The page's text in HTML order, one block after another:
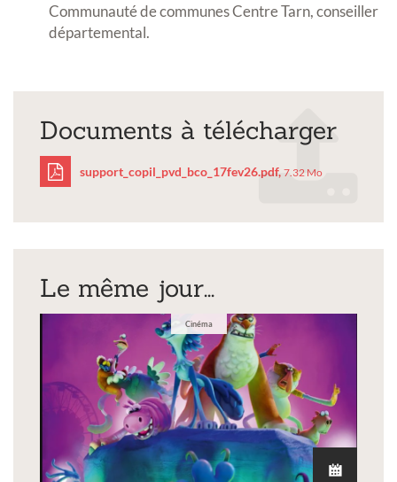
Communauté de communes Centre Tarn, conseiller
départemental.
Documents à télécharger
support_copil_pvd_bco_17fev26.pdf, 7.32 Mo
Le même jour...
Cinéma